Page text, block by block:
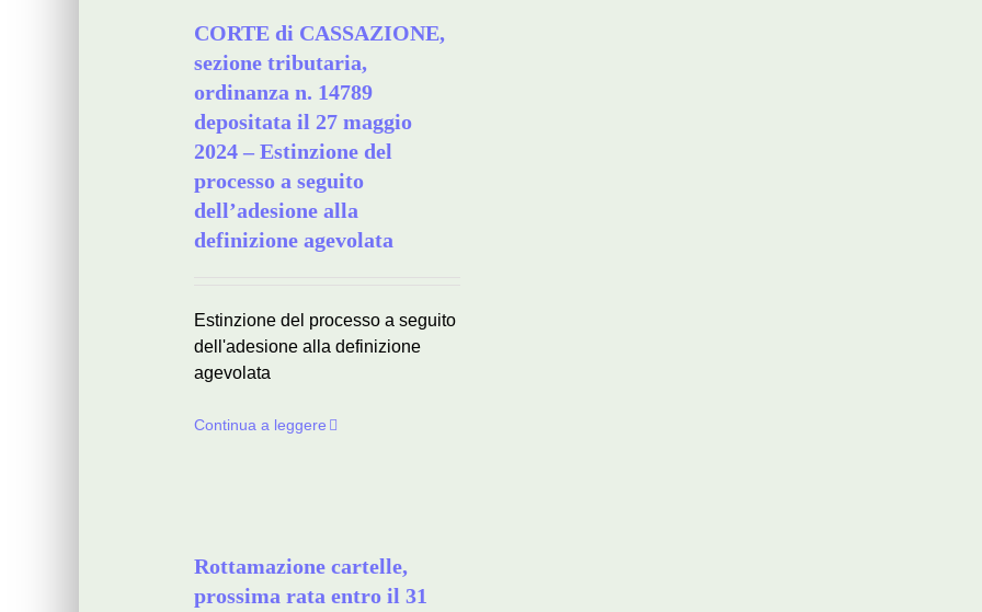
CORTE di CASSAZIONE,
sezione tributaria,
ordinanza n. 14789
depositata il 27 maggio
2024 – Estinzione del
processo a seguito
dell’adesione alla
definizione agevolata
Estinzione del processo a seguito
dell'adesione alla definizione
agevolata
Continua a leggere
Rottamazione cartelle,
prossima rata entro il 31